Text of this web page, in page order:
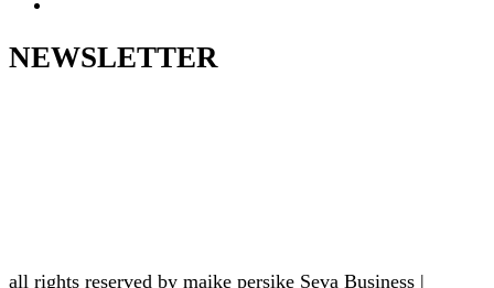
NEWSLETTER
all rights reserved by maike persike Seva Business |